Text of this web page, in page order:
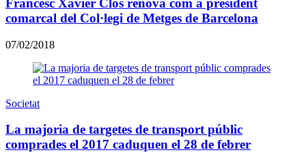
Francesc Xavier Clos renova com a president
comarcal del Col·legi de Metges de Barcelona
07/02/2018
Societat
La majoria de targetes de transport públic
comprades el 2017 caduquen el 28 de febrer